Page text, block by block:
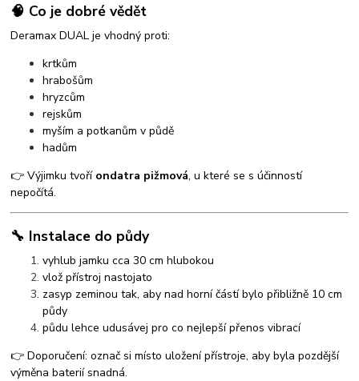
🧠 Co je dobré vědět
Deramax DUAL je vhodný proti:
krtkům
hrabošům
hryzcům
rejskům
myším a potkanům v půdě
hadům
👉 Výjimku tvoří ondatra pižmová, u které se s účinností
nepočítá.
🔧 Instalace do půdy
vyhlub jamku cca 30 cm hlubokou
vlož přístroj nastojato
zasyp zeminou tak, aby nad horní částí bylo přibližně 10 cm
půdy
půdu lehce udusávej pro co nejlepší přenos vibrací
👉 Doporučení: označ si místo uložení přístroje, aby byla pozdější
výměna baterií snadná.